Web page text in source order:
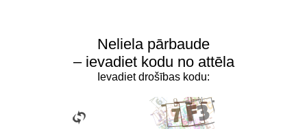
Neliela pārbaude
– ievadiet kodu no attēla
Ievadiet drošības kodu: